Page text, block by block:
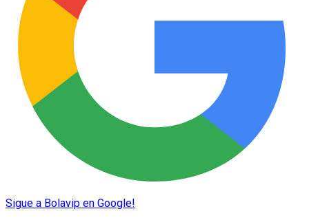
Sigue a Bolavip en Google!